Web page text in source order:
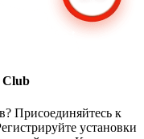
Club
Присоединяйтесь к
установки